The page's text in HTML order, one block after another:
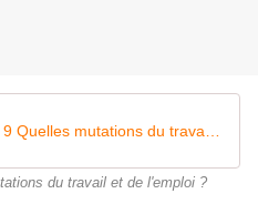
du travail et de l'emploi ?